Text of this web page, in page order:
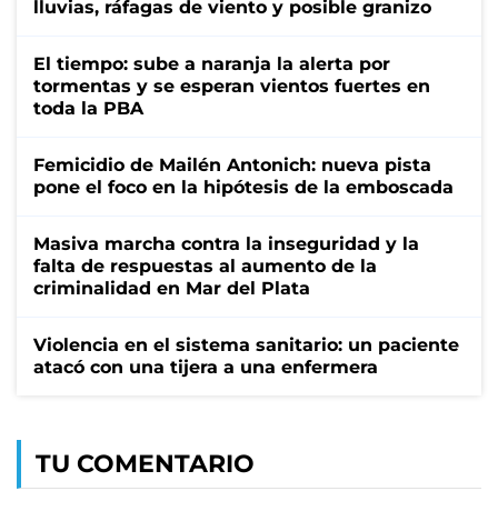
lluvias, ráfagas de viento y posible granizo
El tiempo: sube a naranja la alerta por
tormentas y se esperan vientos fuertes en
toda la PBA
Femicidio de Mailén Antonich: nueva pista
pone el foco en la hipótesis de la emboscada
Masiva marcha contra la inseguridad y la
falta de respuestas al aumento de la
criminalidad en Mar del Plata
Violencia en el sistema sanitario: un paciente
atacó con una tijera a una enfermera
TU COMENTARIO